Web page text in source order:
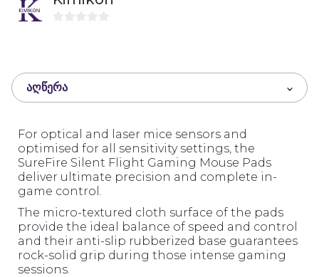
o
ᲐᲦᲬᲔᲠᲐ
For optical and laser mice sensors and
optimised for all sensitivity settings, the
SureFire Silent Flight Gaming Mouse Pads
deliver ultimate precision and complete in-
game control.
The micro-textured cloth surface of the pads
provide the ideal balance of speed and control
and their anti-slip rubberized base guarantees
rock-solid grip during those intense gaming
sessions.